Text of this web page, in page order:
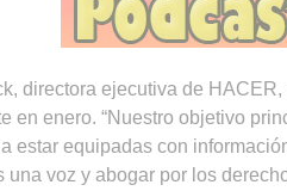
directora ejecutiva de
en enero. “Nuestro objetivo
estar equipadas con
una voz y abogar por los